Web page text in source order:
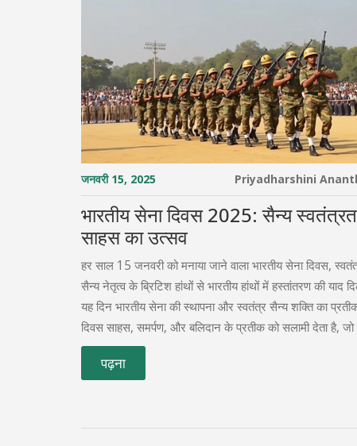
जनवरी 15, 2025 Priyadharshini
भारतीय सेना दिवस 2025: सैन्य
साहस का उत्सव
हर साल 15 जनवरी को मनाया जाने वाला भारतीय सेना दिवस,
सैन्य नेतृत्व के ब्रिटिश हांथों से भारतीय हांथों में हस्तांतरण की याद
यह दिन भारतीय सेना की स्थापना और स्वतंत्र सैन्य शक्ति का
दिवस साहस, समर्पण, और बलिदान के प्रतीक को सलामी देता है, जो
सुरक्षा में अमूल्य योगदान देते हैं।
पढ़ना